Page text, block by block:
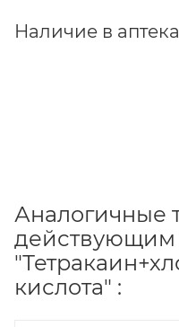
Наличие в
Аналогичные
действующим
кислота" :